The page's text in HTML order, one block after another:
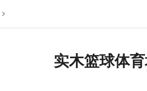
>
实木篮球体